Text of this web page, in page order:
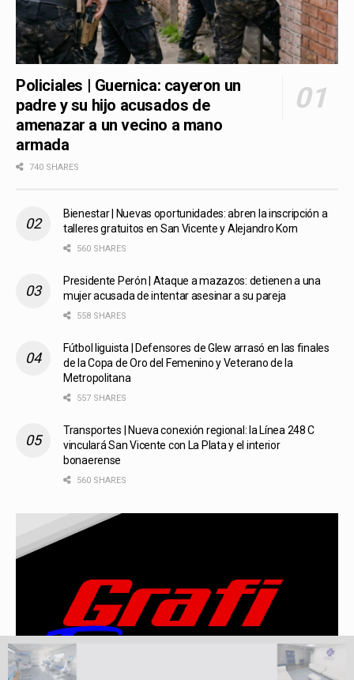
Policiales | Guernica: cayeron un
padre y su hijo acusados de
amenazar a un vecino a mano
armada
740 SHARES
Bienestar | Nuevas oportunidades: abren la inscripción a
talleres gratuitos en San Vicente y Alejandro Korn
560 SHARES
Presidente Perón | Ataque a mazazos: detienen a una
mujer acusada de intentar asesinar a su pareja
558 SHARES
Fútbol liguista | Defensores de Glew arrasó en las finales
de la Copa de Oro del Femenino y Veterano de la
Metropolitana
557 SHARES
Transportes | Nueva conexión regional: la Línea 248 C
vinculará San Vicente con La Plata y el interior
bonaerense
560 SHARES